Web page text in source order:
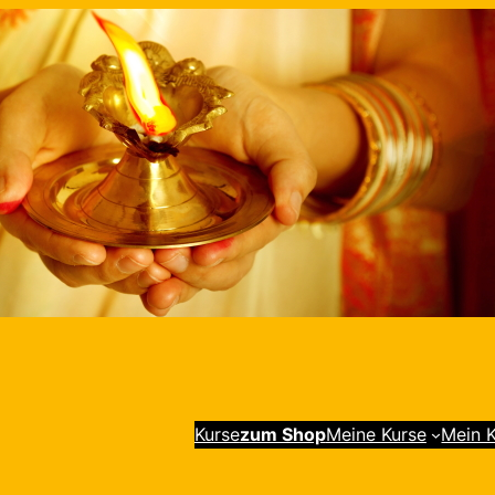
Kursezum ShopMeine Kurse Mein